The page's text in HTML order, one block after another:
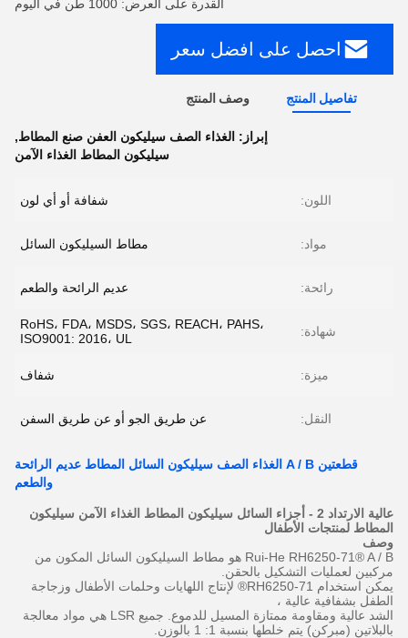
القدرة على العرض: 1000 طن في اليوم
احصل على افضل سعر
تفاصيل المنتج وصف المنتج
إبراز: الغذاء الصف سيليكون العفن صنع المطاط,
سيليكون المطاط الغذاء الآمن
اللون: شفافة أو أي لون
مواد: مطاط السيليكون السائل
رائحة: عديم الرائحة والطعم
شهادة:
RoHS، FDA، MSDS، SGS، REACH، PAHS،
ISO9001: 2016، UL
ميزة: شفاف
النقل: عن طريق الجو أو عن طريق السفن
قطعتين A / B الغذاء الصف سيليكون السائل المطاط عديم الرائحة
والطعم
عالية الارتداد 2 - أجزاء السائل سيليكون المطاط الغذاء الآمن سيليكون
المطاط لمنتجات الأطفال
وصف
Rui-He RH6250-71® A / B هو مطاط السيليكون السائل المكون من
مركبين لعمليات التشكيل بالحقن.
يمكن استخدام RH6250-71® لإنتاج اللهايات وحلمات
الأطفال وزجاجة
الطفل بشفافية عالية ،
الشد عالية ومقاومة ممتازة المسيل للدموع.
جميع LSR هي مواد معالجة
بالبلاتين (مبركن) يتم خلطها بنسبة 1: 1 بالوزن.